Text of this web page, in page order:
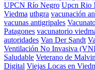
UPCN Río Negro Upcn Rio
Viedma uthgra vacunación
vacunas antigripales
Patagones vacunatorio
autoridades Van Der Sandt
Ventilación No Invasiva
Saludable Veterano de
Digital Viejas Locas en